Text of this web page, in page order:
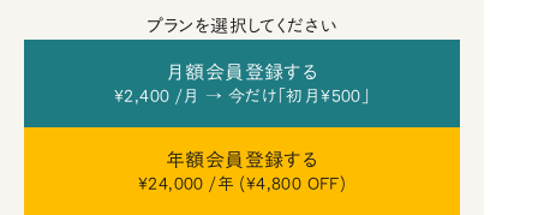
プランを選択してください
月額会員登録する
¥2,400 /月 → 今だけ「初月¥500」
年額会員登録する
¥24,000 /年 (¥4,800 OFF)